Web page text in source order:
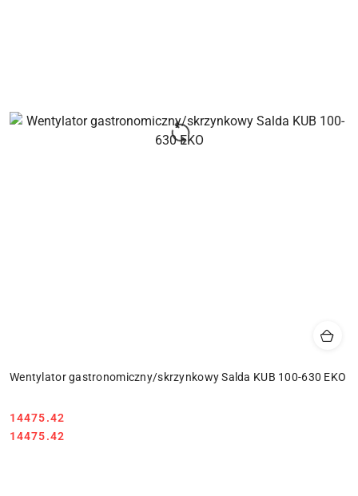
Wentylator gastronomiczny/skrzynkowy Salda KUB 100-630 EKO
Cena:
14475.42
Cena:
14475.42